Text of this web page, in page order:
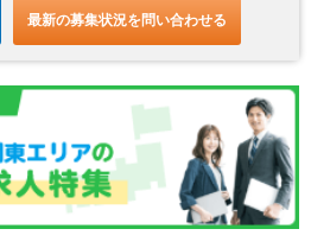
最新の募集状況を問い合わせる